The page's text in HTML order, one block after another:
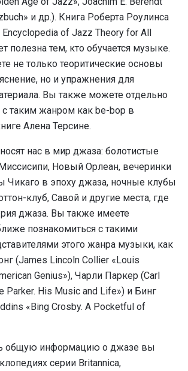
и др.). Книга Роберта Роулинса
of Jazz Theory for All
полезна тем, кто обучается музыке.
не только теоритические основы
но и упражнения для
Вы также можете отдельно
с таким жанром как be-bop в
Алена Терсине.
нас в мир джаза: болотистые
Новый Орлеан, вечеринки
Чикаго в эпоху джаза, ночные клубы
клуб, Савой и другие места, где
джаза. Вы также имеете
познакомиться с такими
этого жанра музыки, как
(James Lincoln Collier «Louis
Genius»), Чарли Паркер (Carl
Parker. His Music and Life») и Бинг
«Bing Crosby. A Pocketful of
общую информацию о джазе вы
серии Britannica,